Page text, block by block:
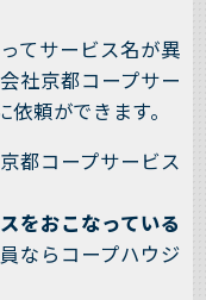
てサービス名が異
社京都コープサー
頼ができます。
都コープサービス
をおこなっている
ならコープハウジ